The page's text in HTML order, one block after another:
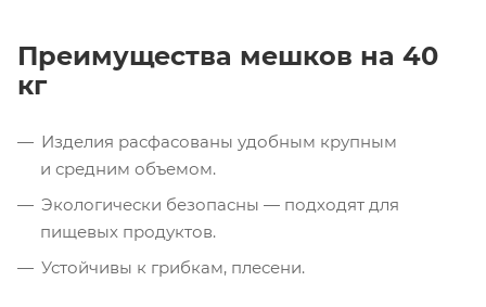
Преимущества мешков на 40
кг
Изделия расфасованы удобным крупным
и средним объемом.
Экологически безопасны — подходят для
пищевых продуктов.
Устойчивы к грибкам, плесени.